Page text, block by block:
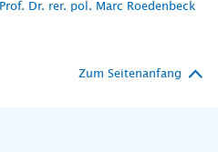
Prof. Dr. rer. pol. Marc Roedenbeck
Zum Seitenanfang